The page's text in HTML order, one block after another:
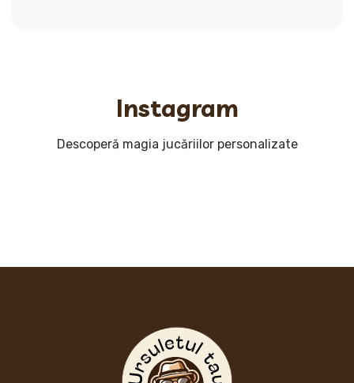
Instagram
Descoperă magia jucăriilor personalizate